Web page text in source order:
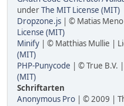
underThe MIT License (MIT)
Dropzone.js | © Matias
License (MIT)
Minify | © Matthias Mullie |
(MIT)
PHP-Punycode | © True B.V.
(MIT)
Schriftarten
Anonymous Pro | © 2009 |